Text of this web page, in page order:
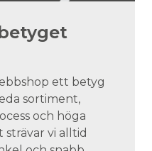
ett betyg
sortiment,
och höga
strävar vi alltid